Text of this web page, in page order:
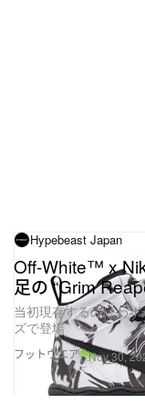
Hypebeast Japan
Off-White™ x
足の “Grim
当初現存するのはわ
ズで登場
フットウエア Nov 30,